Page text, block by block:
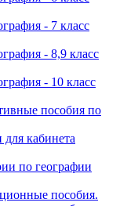
- 7 класс
- 8,9 класс
- 10 класс
пособия по
кабинета
по географии
пособия.